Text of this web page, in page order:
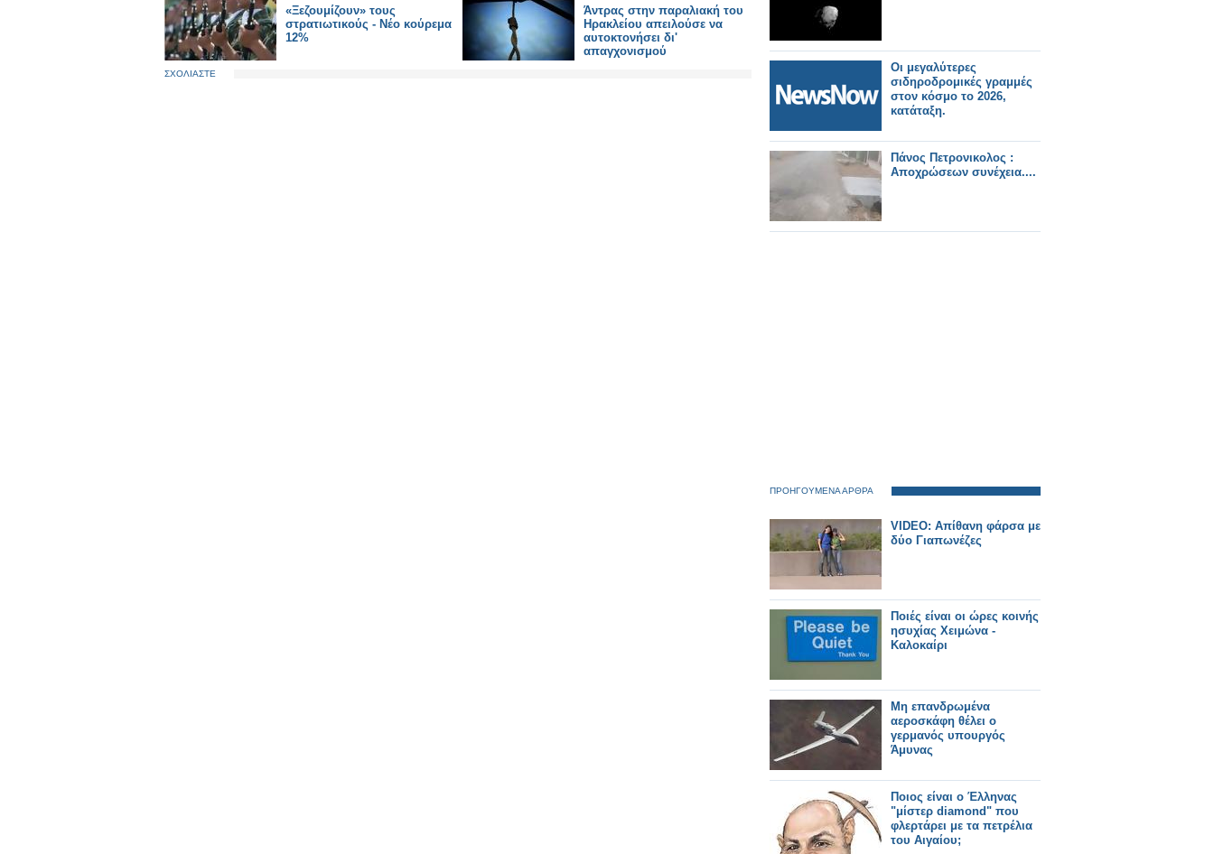
«Ξεζουμίζουν» τους
στρατιωτικούς - Νέο κούρεμα
12%
Άντρας στην παραλιακή του
Ηρακλείου απειλούσε να
αυτοκτονήσει δι'
απαγχονισμού
ΣΧΟΛΙΑΣΤΕ
Οι μεγαλύτερες
σιδηροδρομικές γραμμές
στον κόσμο το 2026,
κατάταξη.
Πάνος Πετρονικολος :
Αποχρώσεων συνέχεια....
ΠΡΟΗΓΟΥΜΕΝΑ ΑΡΘΡΑ
VIDEO: Απίθανη φάρσα με
δύο Γιαπωνέζες
Ποιές είναι οι ώρες κοινής
ησυχίας Χειμώνα -
Καλοκαίρι
Μη επανδρωμένα
αεροσκάφη θέλει ο
γερμανός υπουργός
Άμυνας
Ποιος είναι ο Έλληνας
"μίστερ diamond" που
φλερτάρει με τα πετρέλια
του Αιγαίου;